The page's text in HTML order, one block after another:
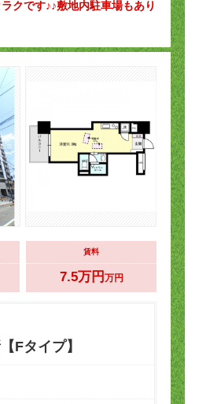
クです♪♪敷地内駐車場もあり
賃料
7.5万円 万円
Fタイプ】